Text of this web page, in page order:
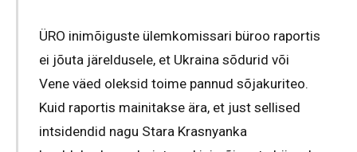
ÜRO inimõiguste ülemkomissari büroo raportis
ei jõuta järeldusele, et Ukraina sõdurid või
Vene väed oleksid toime pannud sõjakuriteo.
Kuid raportis mainitakse ära, et just sellised
intsidendid nagu Stara Krasnyanka